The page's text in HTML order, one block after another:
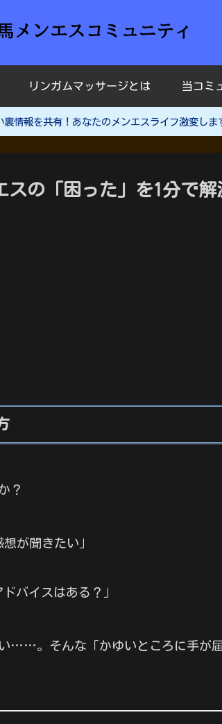
リンガムマッサージとは 当コミ
情報を共有！あなたのメンエスライフ激変しま
の「困った」を1分で
？
が聞きたい」
バイスはある？」
……。そんな「かゆいところに手が